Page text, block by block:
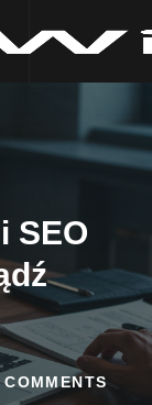
SEO
COMMENTS